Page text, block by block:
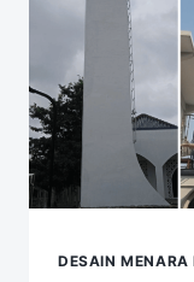
DESAIN MENARA